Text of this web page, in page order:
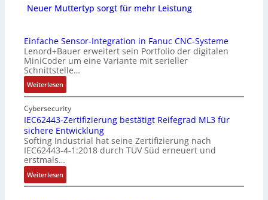
Neuer Muttertyp sorgt für mehr Leistung
Einfache Sensor-Integration in Fanuc CNC-Systeme
Lenord+Bauer erweitert sein Portfolio der digitalen
MiniCoder um eine Variante mit serieller
Schnittstelle…
Weiterlesen:
E
i
n
f
a
c
h
e
S
Cybersecurity
IEC62443-Zertifizierung bestätigt Reifegrad ML3 für
sichere Entwicklung
Softing Industrial hat seine Zertifizierung nach
IEC62443-4-1:2018 durch TÜV Süd erneuert und
erstmals…
Weiterlesen:
I